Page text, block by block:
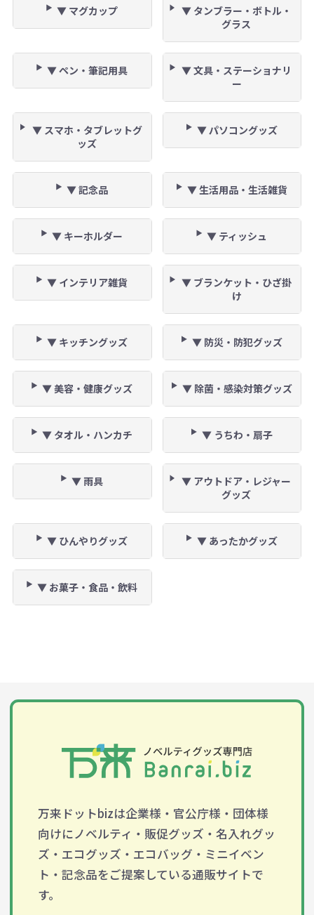
▼ マグカップ
▼ タンブラー・ボトル・
グラス
▼ ペン・筆記用具
▼ 文具・ステーショナリ
ー
▼ スマホ・タブレットグ
ッズ
▼ パソコングッズ
▼ 記念品 ▼ 生活用品・生活雑貨
▼ キーホルダー ▼ ティッシュ
▼ インテリア雑貨
▼ ブランケット・ひざ掛
け
▼ キッチングッズ ▼ 防災・防犯グッズ
▼ 美容・健康グッズ ▼ 除菌・感染対策グッズ
▼ タオル・ハンカチ ▼ うちわ・扇子
▼ 雨具
▼ アウトドア・レジャー
グッズ
▼ ひんやりグッズ ▼ あったかグッズ
▼ お菓子・食品・飲料
万来ドットbizは企業様・官公庁様・団体様
向けにノベルティ・販促グッズ・名入れグッ
ズ・エコグッズ・エコバッグ・ミニイベン
ト・記念品をご提案している通販サイトで
す。